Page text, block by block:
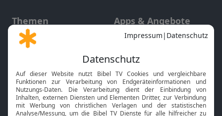
Themen
Gott und Bibel erklärt
Neuigkeiten
Apps & Angebote
Mobile App
Smart TV
HbbTV
Bibelthek Online-Bibel